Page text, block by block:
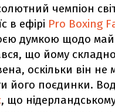
чемпіон
в ефірі Pro Boxing
думкою щодо
що йому
оскільки він не
його поєдинки.
, що